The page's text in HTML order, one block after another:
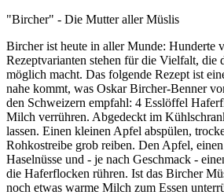
"Bircher" - Die Mutter aller Müslis
Bircher ist heute in aller Munde: Hunderte
Rezeptvarianten stehen für die Vielfalt,
möglich macht. Das folgende Rezept ist
nahe kommt, was Oskar Bircher-Benner
den Schweizern empfahl: 4 Esslöffel
Milch verrühren. Abgedeckt im
lassen. Einen kleinen Apfel abspülen,
Rohkostreibe grob reiben. Den Apfel,
Haselnüsse und - je nach Geschmack -
die Haferflocken rühren. Ist das Bircher
noch etwas warme Milch zum Essen